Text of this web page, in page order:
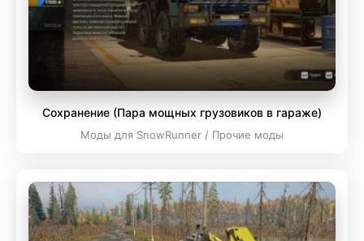
Сохранение (Пара мощных грузовиков в гараже)
Моды для SnowRunner / Прочие моды